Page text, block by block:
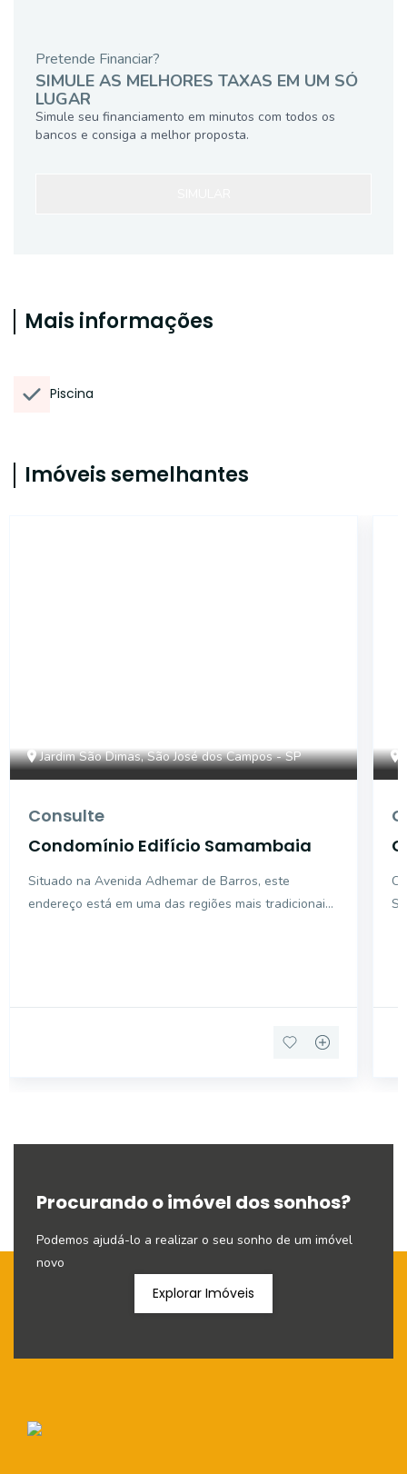
Pretende Financiar?
SIMULE AS MELHORES TAXAS EM UM SÓ
LUGAR
Simule seu financiamento em minutos com todos os
bancos e consiga a melhor proposta.
Mais informações
Piscina
Imóveis semelhantes
Jardim São Dimas, São José dos Campos - SP
Consulte
Condomínio Edifício Samambaia
Situado na Avenida Adhemar de Barros, este
endereço está em uma das regiões mais tradicionais
Procurando o imóvel dos sonhos?
Podemos ajudá-lo a realizar o seu sonho de um imóvel
novo
Explorar Imóveis